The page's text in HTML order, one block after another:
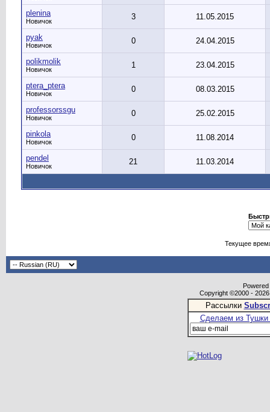
plenina
Новичок 3 11.05.2015
pyak
Новичок 0 24.04.2015
polikmolik
Новичок 1 23.04.2015
ptera_ptera
Новичок 0 08.03.2015
professorssgu
Новичок 0 25.02.2015
pinkola
Новичок 0 11.08.2014
pendel
Новичок 21 11.03.2014
Текущее
Copyright ©2000 -
Рассылки
Сделаем из Тушки